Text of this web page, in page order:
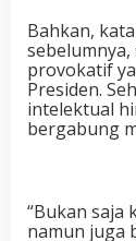
Bahkan,
provokatif
Presiden.
intelektual
bergabung
“Bukan saja
namun juga